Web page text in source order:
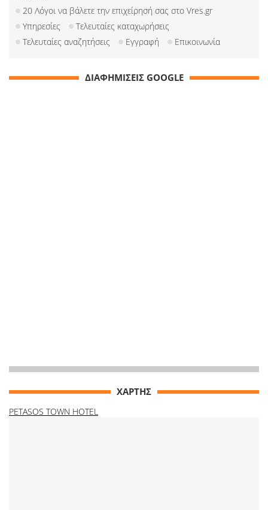
20 Λόγοι να βάλετε την επιχείρησή σας στο Vres.gr
Υπηρεσίες
Τελευταίες καταχωρήσεις
Τελευταίες αναζητήσεις
Εγγραφή Επικοινωνία
ΔΙΑΦΗΜΙΣΕΙΣ GOOGLE
ΧΑΡΤΗΣ
PETASOS TOWN HOTEL